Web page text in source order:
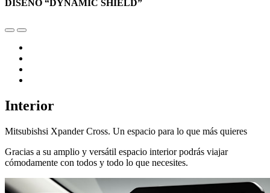
DISEÑO “DYNAMIC SHIELD”
Interior
Mitsubishsi Xpander Cross. Un espacio para lo que más quieres
Gracias a su amplio y versátil espacio interior podrás viajar
cómodamente con todos y todo lo que necesites.